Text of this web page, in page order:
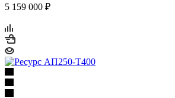
5 159 000 ₽